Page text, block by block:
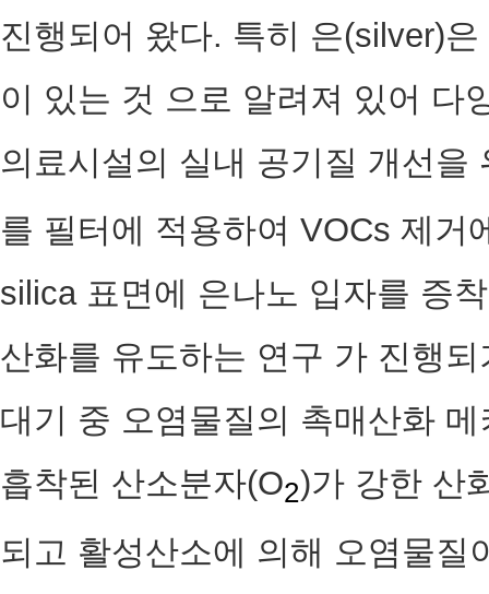
진행되어 왔다. 특히 은(silver)
이 있는 것 으로 알려져 있어 다
의료시설의 실내 공기질 개선을
를 필터에 적용하여 VOCs 제거
silica 표면에 은나노 입자를 증
산화를 유도하는 연구 가 진행
대기 중 오염물질의 촉매산화
흡착된 산소분자(O2)가 강한 산
되고 활성산소에 의해 오염물질